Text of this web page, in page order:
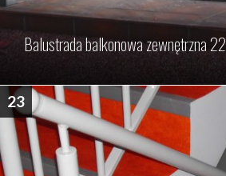
Balustrada balkonowa zewnętrzna 22
23